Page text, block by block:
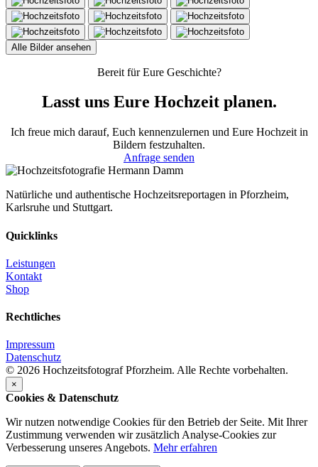
Alle Bilder ansehen
Bereit für Eure Geschichte?
Lasst uns Eure Hochzeit planen.
Ich freue mich darauf, Euch kennenzulernen und Eure Hochzeit in
Bildern festzuhalten.
Anfrage senden
Natürliche und authentische Hochzeitsreportagen in Pforzheim,
Karlsruhe und Stuttgart.
Quicklinks
Leistungen
Kontakt
Shop
Rechtliches
Impressum
Datenschutz
© 2026 Hochzeitsfotograf Pforzheim. Alle Rechte vorbehalten.
×
Cookies & Datenschutz
Wir nutzen notwendige Cookies für den Betrieb der Seite. Mit Ihrer
Zustimmung verwenden wir zusätzlich Analyse-Cookies zur
Verbesserung unseres Angebots. Mehr erfahren